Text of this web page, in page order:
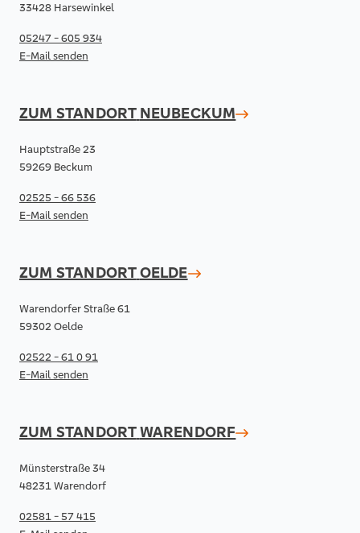
33428 Harsewinkel
05247 - 605 934
E-Mail senden
ZUM STANDORT NEUBECKUM
Hauptstraße 23
59269 Beckum
02525 - 66 536
E-Mail senden
ZUM STANDORTOELDE
Warendorfer Straße 61
59302 Oelde
02522 - 61 0 91
E-Mail senden
ZUM STANDORTWARENDORF
Münsterstraße 34
48231 Warendorf
02581 - 57 415